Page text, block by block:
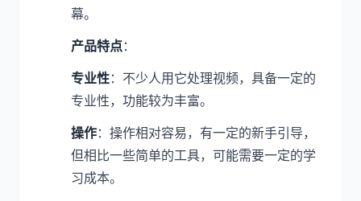
幕。
产品特点：
专业性：不少人用它处理视频，具备一定的
专业性，功能较为丰富。
操作：操作相对容易，有一定的新手引导，
但相比一些简单的工具，可能需要一定的学
习成本。